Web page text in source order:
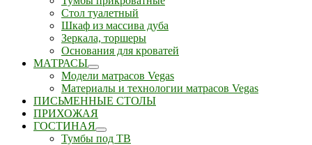
Стол туалетный
Шкаф из массива дуба
Зеркала, торшеры
Основания для кроватей
МАТРАСЫ
Модели матрасов Vegas
Материалы и технологии матрасов Vegas
ПИСЬМЕННЫЕ СТОЛЫ
ПРИХОЖАЯ
ГОСТИНАЯ
Тумбы под ТВ